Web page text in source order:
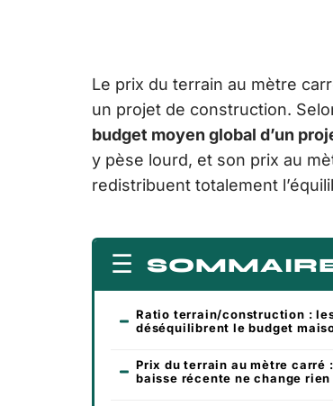
Le prix du terrain au mètre
un projet de construction.
budget moyen global d’un
y pèse lourd, et son prix au
redistribuent totalement
Ratio terrain/construction :
déséquilibrent le budget
Prix du terrain au mètre carré
baisse récente ne change rien